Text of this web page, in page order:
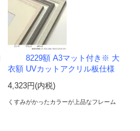
8229額 A3マット付き※ 大
衣額 UVカットアクリル板仕様
4,323円(内税)
くすみがかったカラーが上品なフレーム